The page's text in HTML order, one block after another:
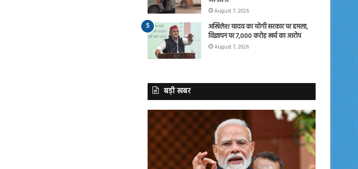
August 7, 2026
अखिलेश यादव का योगी सरकार पर हमला,
विज्ञापन पर 7,000 करोड़ खर्च का आरोप
August 7, 2026
बड़ी खबर